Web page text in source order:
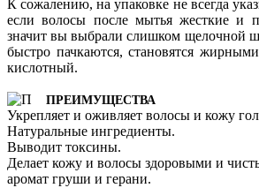
К сожалению, на упаковке не всегда
если волосы после мытья жесткие и
значит вы выбрали слишком щелочной
быстро пачкаются, становятся
кислотный.
ПРЕИМУЩЕСТВА
Укрепляет и оживляет волосы и кожу
Натуральные ингредиенты.
Выводит токсины.
Делает кожу и волосы здоровыми и
аромат груши и герани.